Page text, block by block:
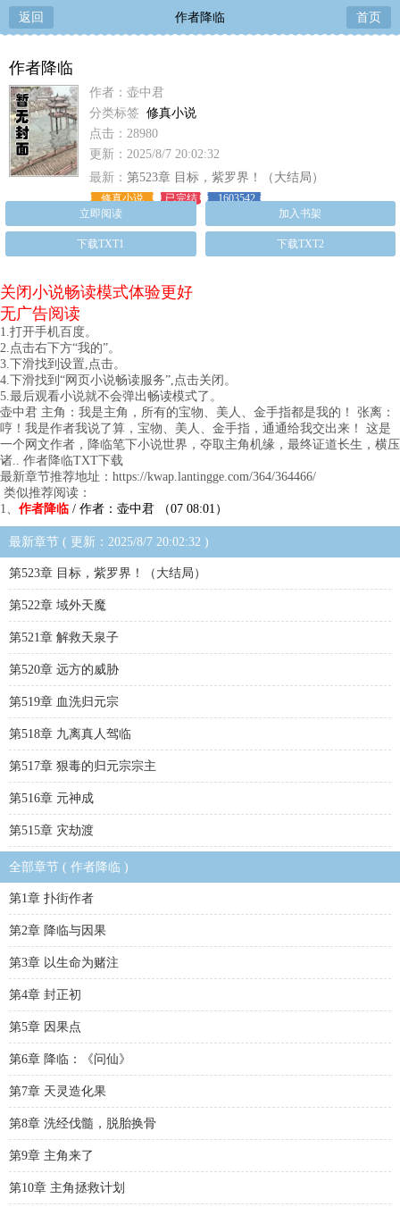
返回 作者降临 首页
作者降临
作者：壶中君
分类标签 修真小说
点击：28980
更新：2025/8/7 20:02:32
最新： 第523章 目标，紫罗界！（大结局）
修真小说 已完结
1603542
立即阅读
加入书架
下载TXT1 下载TXT2
关闭小说畅读模式体验更好
无广告阅读
1.打开手机百度。
2.点击右下方“我的”。
3.下滑找到设置,点击。
4.下滑找到“网页小说畅读服务”,点击关闭。
5.最后观看小说就不会弹出畅读模式了。
壶中君 主角：我是主角，所有的宝物、美人、金手指都是我的！ 张离：
哼！我是作者我说了算，宝物、美人、金手指，通通给我交出来！ 这是
一个网文作者，降临笔下小说世界，夺取主角机缘，最终证道长生，横压
诸.. 作者降临TXT下载
最新章节推荐地址：https://kwap.lantingge.com/364/364466/
类似推荐阅读：
1、 作者降临 / 作者：壶中君 （07 08:01）
最新章节 ( 更新：2025/8/7 20:02:32 )
第523章 目标，紫罗界！（大结局）
第522章 域外天魔
第521章 解救天泉子
第520章 远方的威胁
第519章 血洗归元宗
第518章 九离真人驾临
第517章 狠毒的归元宗宗主
第516章 元神成
第515章 灾劫渡
全部章节 ( 作者降临 )
第1章 扑街作者
第2章 降临与因果
第3章 以生命为赌注
第4章 封正初
第5章 因果点
第6章 降临：《问仙》
第7章 天灵造化果
第8章 洗经伐髓，脱胎换骨
第9章 主角来了
第10章 主角拯救计划